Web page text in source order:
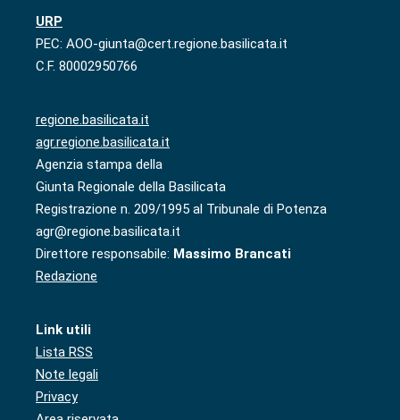
URP
PEC: AOO-giunta@cert.regione.basilicata.it
C.F. 80002950766
regione.basilicata.it
agr.regione.basilicata.it
Agenzia stampa della
Giunta Regionale della Basilicata
Registrazione n. 209/1995 al Tribunale di Potenza
agr@regione.basilicata.it
Direttore responsabile: Massimo Brancati
Redazione
Link utili
Lista RSS
Note legali
Privacy